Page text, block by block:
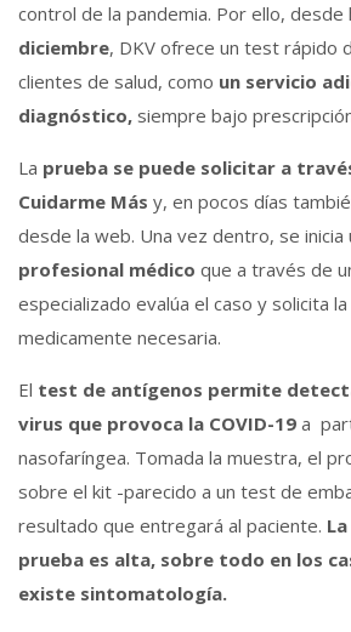
control de la pandemia. Por ello, desde
diciembre, DKV ofrece un test rápido
clientes de salud, como un servicio
diagnóstico, siempre bajo
La prueba se puede solicitar a
Cuidarme Más y, en pocos días
desde la web. Una vez dentro, se inicia
profesional médico que a través de
especializado evalúa el caso y solicita
medicamente necesaria.
El test de antígenos permite
virus que provoca la COVID-19 a
nasofaríngea. Tomada la muestra, el
sobre el kit -parecido a un test de
resultado que entregará al paciente.
prueba es alta, sobre todo en los
existe sintomatología.